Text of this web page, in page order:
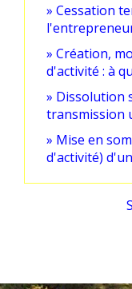
Cessation
Création,
d'activité : à
Dissolution
transmission
Mise en
d'activité)